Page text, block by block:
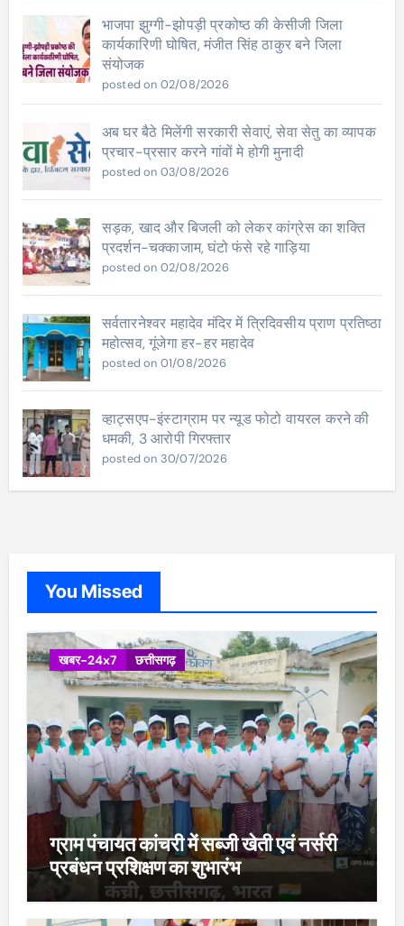
भाजपा झुग्गी-झोपड़ी प्रकोष्ठ की केसीजी जिला
कार्यकारिणी घोषित, मंजीत सिंह ठाकुर बने जिला
संयोजक
posted on 02/08/2026
अब घर बैठे मिलेंगी सरकारी सेवाएं, सेवा सेतु का व्यापक
प्रचार-प्रसार करने गांवों मे होगी मुनादी
posted on 03/08/2026
सड़क, खाद और बिजली को लेकर कांग्रेस का शक्ति
प्रदर्शन-चक्काजाम, घंटो फंसे रहे गाड़िया
posted on 02/08/2026
सर्वतारनेश्वर महादेव मंदिर में त्रिदिवसीय प्राण प्रतिष्ठा
महोत्सव, गूंजेगा हर-हर महादेव
posted on 01/08/2026
व्हाट्सएप-इंस्टाग्राम पर न्यूड फोटो वायरल करने की
धमकी, 3 आरोपी गिरफ्तार
posted on 30/07/2026
You Missed
खबर-24x7 छत्तीसगढ़
ग्राम पंचायत कांचरी में सब्जी खेती एवं नर्सरी
प्रबंधन प्रशिक्षण का शुभारंभ